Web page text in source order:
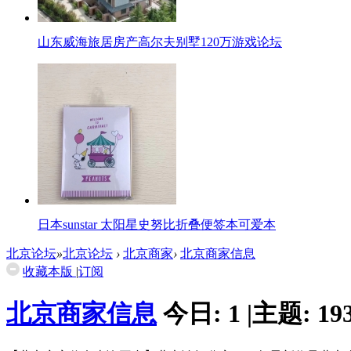
山东威海旅居房产高尔夫别墅120万游戏论坛
日本sunstar 太阳星史努比折叠便签本可爱本
北京论坛»北京论坛 › 北京商家› 北京商家信息
收藏本版 |订阅
北京商家信息 今日: 1 |主题: